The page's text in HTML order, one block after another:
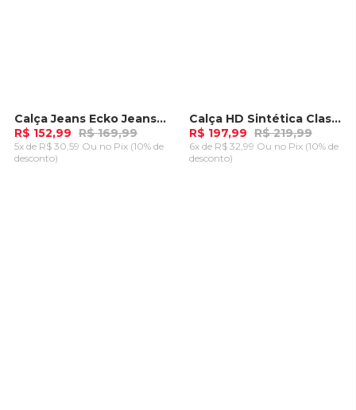
-10%Calça Jeans Ecko Jeans Azul
R$ 152,99 R$ 169,99
5x de R$ 30,59 Ou no Pix (10% de
desconto)
-10%Calça HD Sintética Classic Caqui
R$ 197,99 R$ 219,99
6x de R$ 32,99 Ou no Pix (10% de
desconto)